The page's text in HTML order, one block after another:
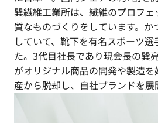
巽繊維工業所は、繊維のプロフ
質なものづくりをしています。か
していて、靴下を有名スポーツ
た。3代目社長であり現会長の巽
がオリジナル商品の開発や製造を
産から脱却し、自社ブランドを展